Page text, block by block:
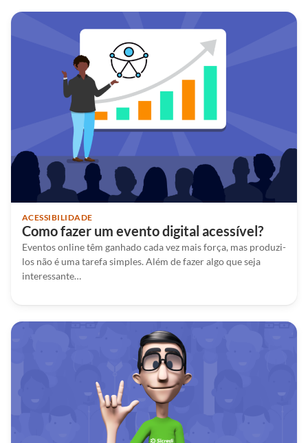
ACESSIBILIDADE
Como fazer um evento digital acessível?
Eventos online têm ganhado cada vez mais força, mas produzi-
los não é uma tarefa simples. Além de fazer algo que seja
interessante…